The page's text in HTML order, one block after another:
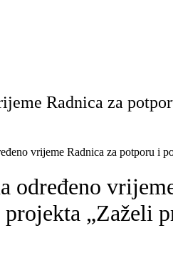
Radnica za
vrijeme Radnica za potporu i
određeno
„Zaželi